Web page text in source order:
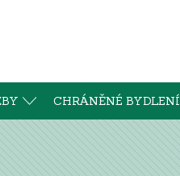
CHRÁNĚNÉ BYDLENÍ